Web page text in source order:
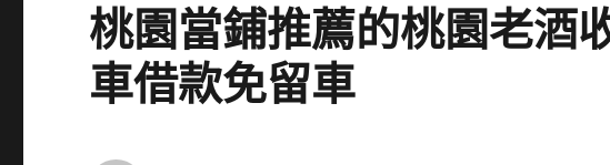
桃園當鋪推薦的桃園老酒
車借款免留車